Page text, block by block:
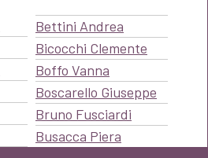
Bettini Andrea
Bicocchi Clemente
Boffo Vanna
Boscarello Giuseppe
Bruno Fusciardi
Busacca Piera